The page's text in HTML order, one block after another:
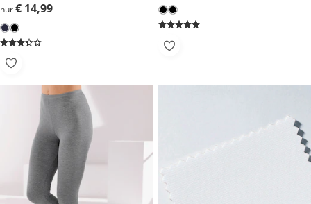
€ 14,99
nur€ 14,99